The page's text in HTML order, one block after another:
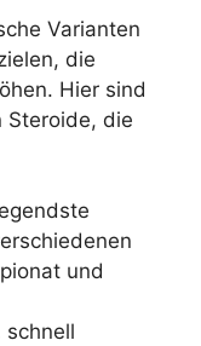
Varianten
die
Hier sind
Steroide, die
und
schnell